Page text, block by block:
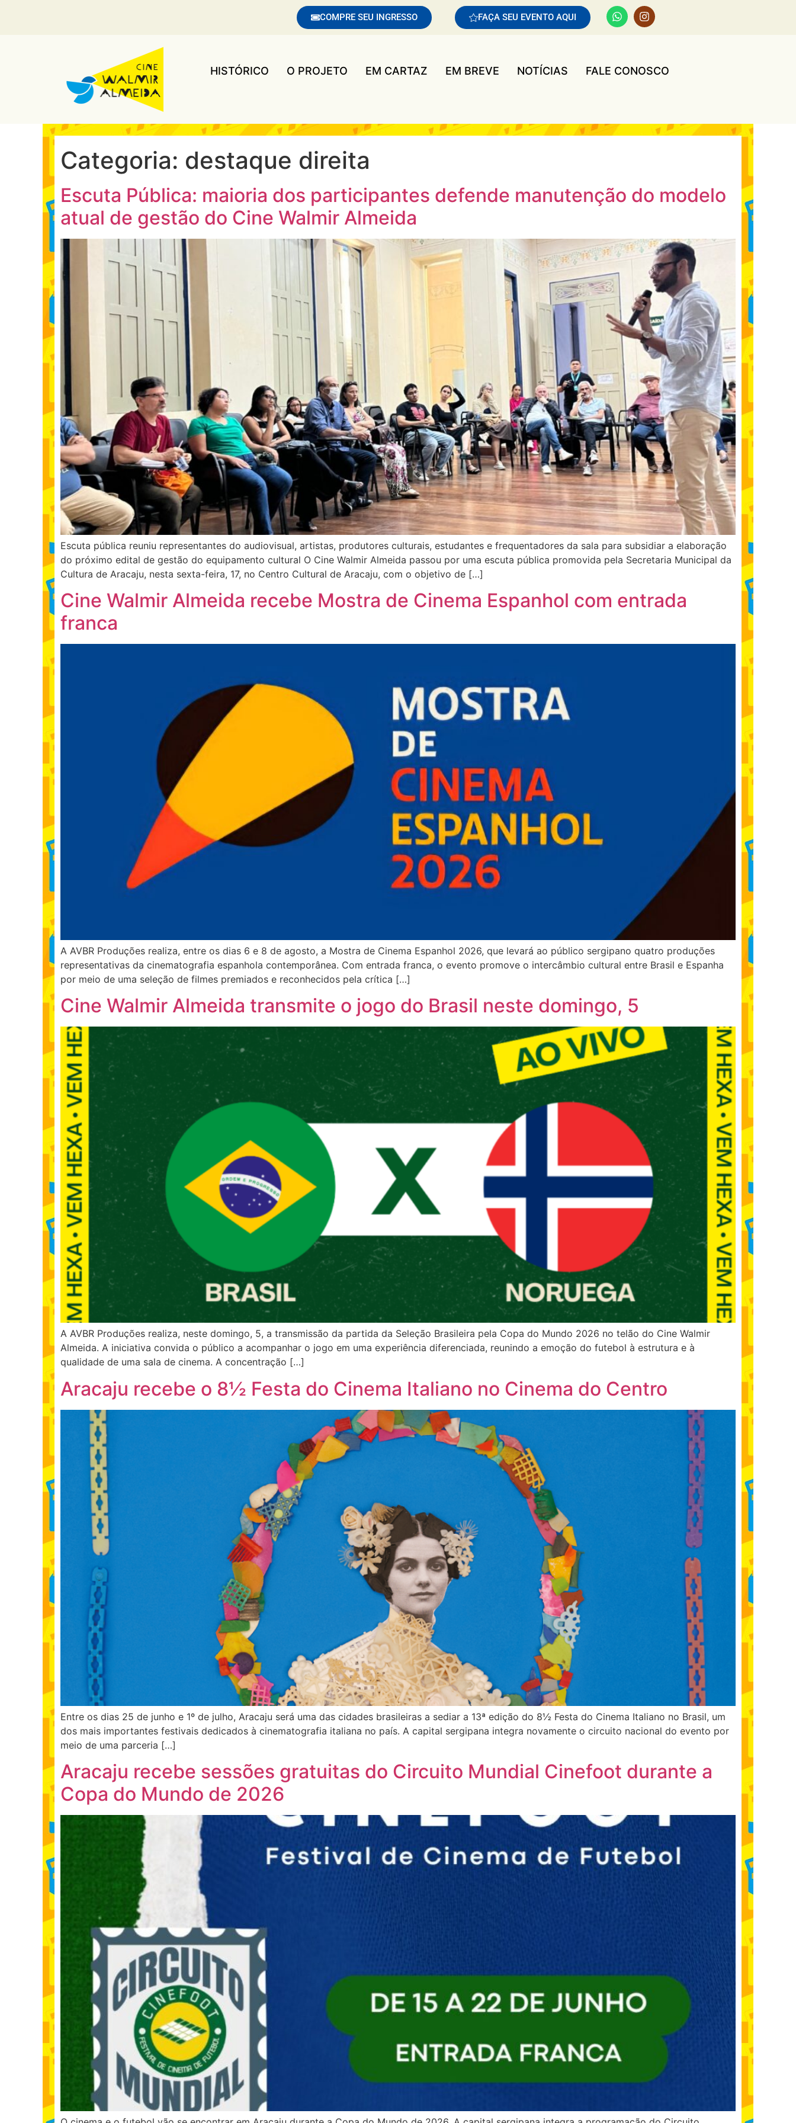
COMPRE SEU INGRESSO FAÇA SEU EVENTO AQUI
HISTÓRICO O PROJETO EM CARTAZ EM BREVE NOTÍCIAS FALE CONOSCO
Categoria: destaque direita
Escuta Pública: maioria dos participantes defende manutenção do modelo
atual de gestão do Cine Walmir Almeida
Escuta pública reuniu representantes do audiovisual, artistas, produtores culturais, estudantes e frequentadores da sala para subsidiar a elaboração
do próximo edital de gestão do equipamento cultural O Cine Walmir Almeida passou por uma escuta pública promovida pela Secretaria Municipal da
Cultura de Aracaju, nesta sexta-feira, 17, no Centro Cultural de Aracaju, com o objetivo de […]
Cine Walmir Almeida recebe Mostra de Cinema Espanhol com entrada
franca
A AVBR Produções realiza, entre os dias 6 e 8 de agosto, a Mostra de Cinema Espanhol 2026, que levará ao público sergipano quatro produções
representativas da cinematografia espanhola contemporânea. Com entrada franca, o evento promove o intercâmbio cultural entre Brasil e Espanha
por meio de uma seleção de filmes premiados e reconhecidos pela crítica […]
Cine Walmir Almeida transmite o jogo do Brasil neste domingo, 5
A AVBR Produções realiza, neste domingo, 5, a transmissão da partida da Seleção Brasileira pela Copa do Mundo 2026 no telão do Cine Walmir
Almeida. A iniciativa convida o público a acompanhar o jogo em uma experiência diferenciada, reunindo a emoção do futebol à estrutura e à
qualidade de uma sala de cinema. A concentração […]
Aracaju recebe o 8½ Festa do Cinema Italiano no Cinema do Centro
Entre os dias 25 de junho e 1º de julho, Aracaju será uma das cidades brasileiras a sediar a 13ª edição do 8½ Festa do Cinema Italiano no Brasil, um
dos mais importantes festivais dedicados à cinematografia italiana no país. A capital sergipana integra novamente o circuito nacional do evento por
meio de uma parceria […]
Aracaju recebe sessões gratuitas do Circuito Mundial Cinefoot durante a
Copa do Mundo de 2026